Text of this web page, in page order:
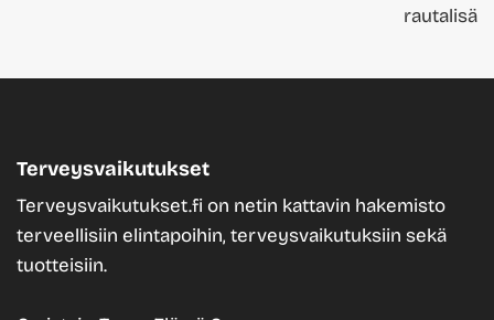
rautalisä
Terveysvaikutukset
Terveysvaikutukset.fi on netin kattavin hakemisto
terveellisiin elintapoihin, terveysvaikutuksiin sekä
tuotteisiin.